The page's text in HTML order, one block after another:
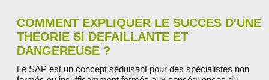
COMMENT EXPLIQUER LE SUCCES D'UNE
THEORIE SI DEFAILLANTE ET
DANGEREUSE ?
Le SAP est un concept séduisant pour des spécialistes non